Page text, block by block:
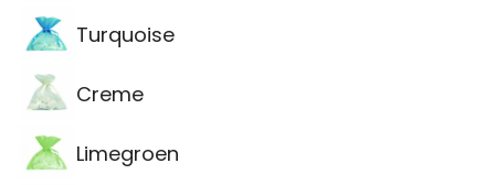
Turquoise
Creme
Limegroen